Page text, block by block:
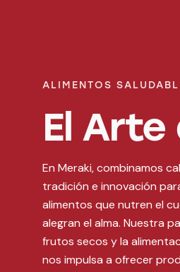
ALIMENTOS
El Arte
En Meraki, combinamos
tradición e innovación
alimentos que nutren el
alegran el alma. Nuestra
frutos secos y la
nos impulsa a ofrecer